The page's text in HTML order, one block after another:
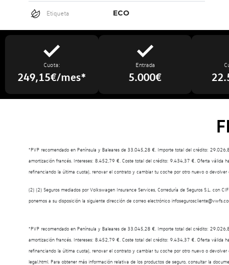
Etiqueta ECO
Cuota:
249,15€/mes*
Entrada
5.000€
*PVP recomendado en Península y Baleares de 33.045,28 €. Importe total del crédito:
amortización francés. Intereses: 8.452,79 €. Coste total del crédito: 9.434,37 €. Oferta válida
refinanciando la última cuota), renovar el contrato y cambiar tu coche por otro nuevo o
(2) (2) Seguros mediados por Volkswagen Insurance Services, Correduría de Seguros S.L.
ponemos a su disposición la siguiente dirección de correo electrónico
*PVP recomendado en Península y Baleares de 33.045,28 €. Importe total del crédito:
amortización francés. Intereses: 8.452,79 €. Coste total del crédito: 9.434,37 €. Oferta válida
refinanciando la última cuota), renovar el contrato y cambiar tu coche por otro nuevo o
legal.html. Para obtener más información relativa de los productos de seguro, consultar la